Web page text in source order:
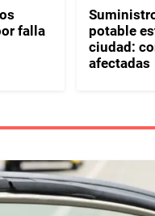
falla
potable
ciudad:
afectadas